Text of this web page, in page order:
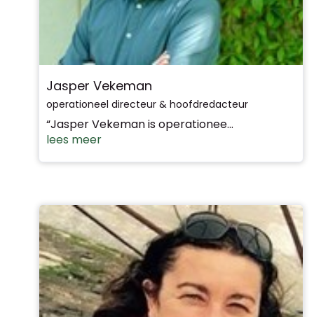
Jasper Vekeman
operationeel directeur & hoofdredacteur
“Jasper Vekeman is operationee...
lees meer